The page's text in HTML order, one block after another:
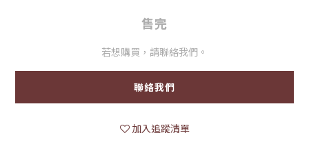
售完
若想購買，請聯絡我們。
聯絡我們
加入追蹤清單